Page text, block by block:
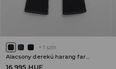
+ 1 szín
Alacsony derekú harang farmer PETITE
16 995 HUF